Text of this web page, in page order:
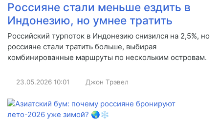
Россияне стали меньше ездить в
Индонезию, но умнее тратить
Российский турпоток в Индонезию снизился на 2,5%, но
россияне стали тратить больше, выбирая
комбинированные маршруты по нескольким островам.
23.05.2026 10:01 Джон Трэвел